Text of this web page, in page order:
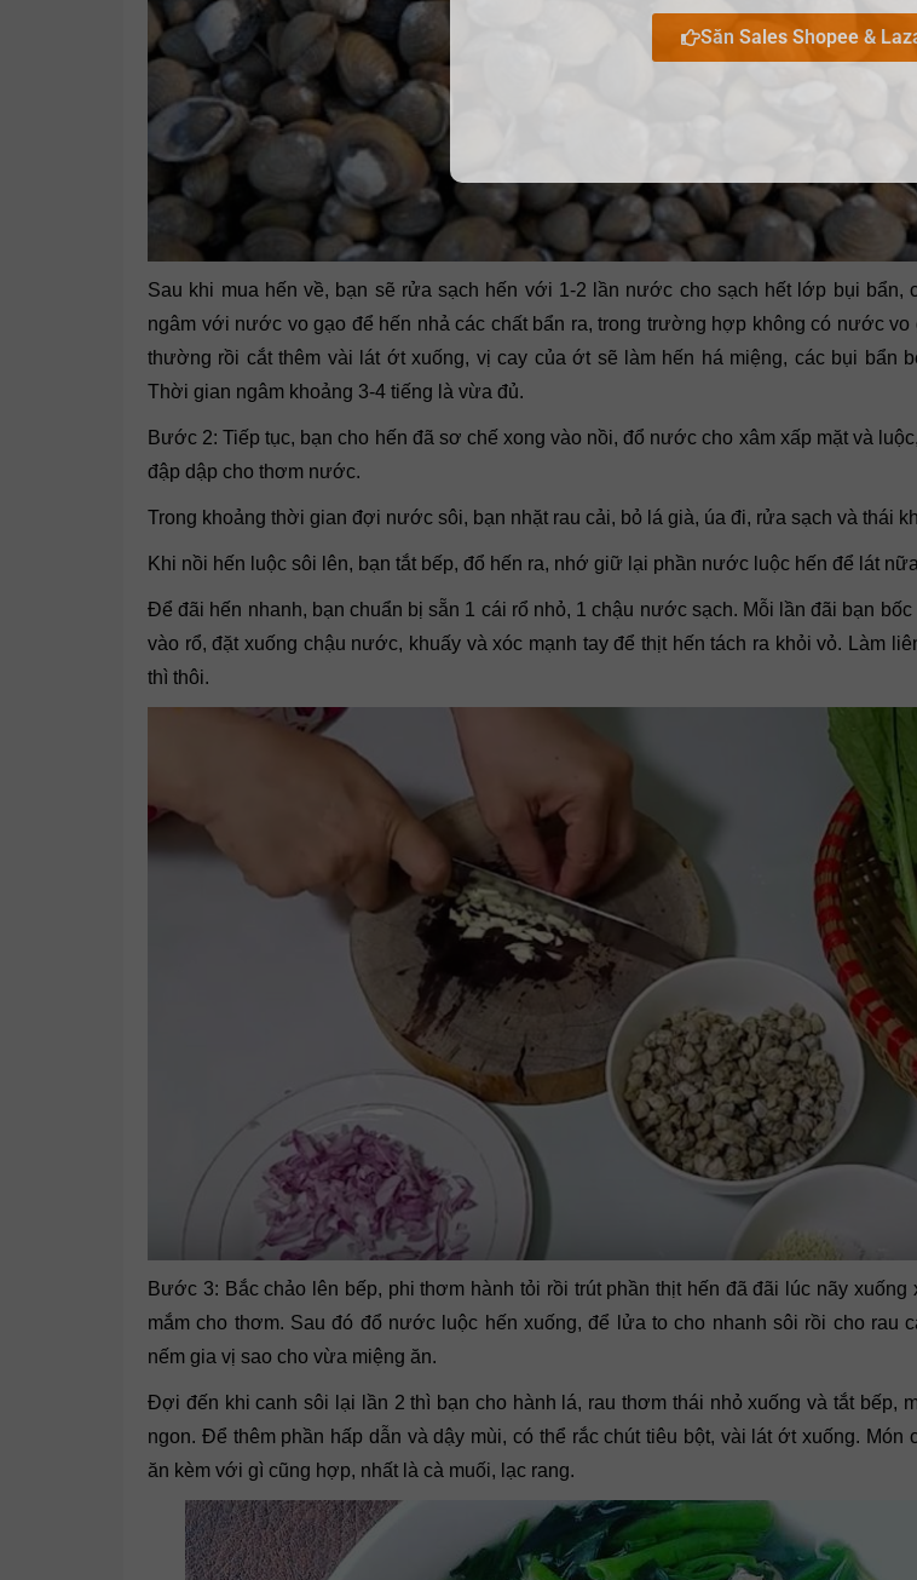
Sau khi mua hến về, bạn sẽ rửa sạch hến với 1-2 lần nước cho sạch hết lớp bụi bẩn,
ngâm với nước vo gạo để hến nhả các chất bẩn ra, trong trường hợp không có nước
thường rồi cắt thêm vài lát ớt xuống, vị cay của ớt sẽ làm hến há miệng, các bụi bẩn
Thời gian ngâm khoảng 3-4 tiếng là vừa đủ.
Bước 2: Tiếp tục, bạn cho hến đã sơ chế xong vào nồi, đổ nước cho xâm xấp mặt và
đập dập cho thơm nước.
Trong khoảng thời gian đợi nước sôi, bạn nhặt rau cải, bỏ lá già, úa đi, rửa sạch và thái
Khi nồi hến luộc sôi lên, bạn tắt bếp, đổ hến ra, nhớ giữ lại phần nước luộc hến để lát
Để đãi hến nhanh, bạn chuẩn bị sẵn 1 cái rổ nhỏ, 1 chậu nước sạch. Mỗi lần đãi bạn bốc
vào rổ, đặt xuống chậu nước, khuấy và xóc mạnh tay để thịt hến tách ra khỏi vỏ. Làm
thì thôi.
Bước 3: Bắc chảo lên bếp, phi thơm hành tỏi rồi trút phần thịt hến đã đãi lúc nãy xuống
mắm cho thơm. Sau đó đổ nước luộc hến xuống, để lửa to cho nhanh sôi rồi cho rau
nếm gia vị sao cho vừa miệng ăn.
Đợi đến khi canh sôi lại lần 2 thì bạn cho hành lá, rau thơm thái nhỏ xuống và tắt bếp,
ngon. Để thêm phần hấp dẫn và dậy mùi, có thể rắc chút tiêu bột, vài lát ớt xuống. Món
ăn kèm với gì cũng hợp, nhất là cà muối, lạc rang.
Săn Sales Shopee &